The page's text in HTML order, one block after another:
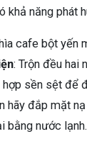
khả năng phát
cafe bột yến
: Trộn đều hai
hợp sền sệt để
hãy đắp mặt
bằng nước lạnh.